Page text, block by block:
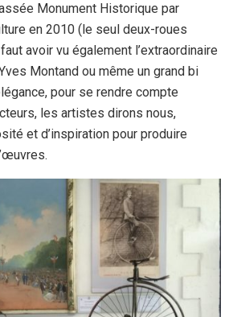
Monument Historique par
en 2010 (le seul deux-roues
avoir vu également l’extraordinaire
Montand ou même un grand bi
pour se rendre compte
les artistes dirons nous,
et d’inspiration pour produire